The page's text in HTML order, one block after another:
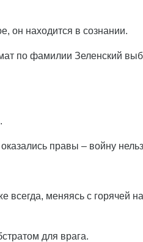
он находится в сознании.
по фамилии Зеленский
правы – войну
всегда, меняясь с горячей
для врага.